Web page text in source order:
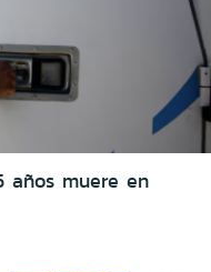
años muere en